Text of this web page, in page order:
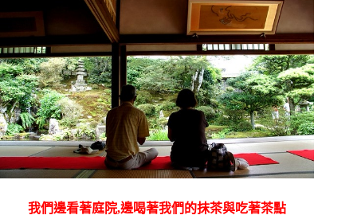
我們邊看著庭院,邊喝著我們的抹茶與吃著茶點